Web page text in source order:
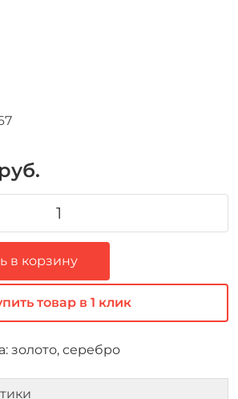
руб.
в корзину
товар в 1 клик
золото, серебро